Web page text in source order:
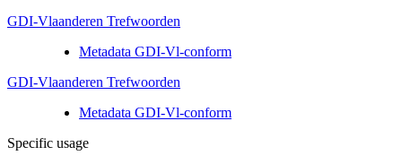
GDI-Vlaanderen Trefwoorden
Metadata GDI-Vl-conform
GDI-Vlaanderen Trefwoorden
Metadata GDI-Vl-conform
Specific usage